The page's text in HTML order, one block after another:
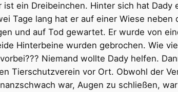
ist ein Dreibeinchen. Hinter sich hat Dady
Tage lang hat er auf einer Wiese neben
und auf Tod gewartet. Er wurde von
Hinterbeine wurden gebrochen. Wie
Niemand wollte Dady helfen.
Tierschutzverein vor Ort. Obwohl der
war, Augen zu schließen,